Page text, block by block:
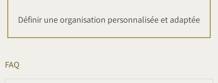
Définir une organisation personnalisée et adaptée
FAQ